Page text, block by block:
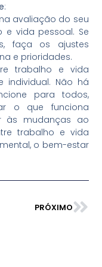
:
avaliação do seu
e vida pessoal. Se
faça os ajustes
e prioridades.
trabalho e vida
Não há
para todos,
o que funciona
às mudanças ao
trabalho e vida
o bem-estar
PRÓXIMO